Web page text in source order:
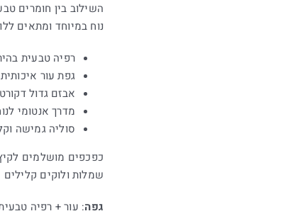
השילוב בין חומרים
נוח במיוחד ומתאים
רפיה טבעית
גפת עור
אבזם גדול
מדרך אנטומי
סוליה גמישה
כפכפים מושלמים
שמלות ולוקים קלילים
גפה: עור + רפיה